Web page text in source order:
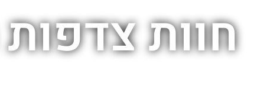
חוות